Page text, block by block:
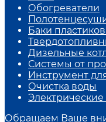
Обогреватели
Баки
Дизельные
Системы от
Инструмент
Очистка воды
Обращаем Ваше